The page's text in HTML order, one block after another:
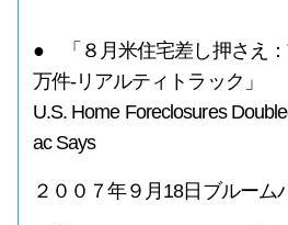
● 「８月米住宅差し押さえ
万件-リアルティトラック」
U.S. Home Foreclosures
ac Says
２００７年９月18日ブルーム